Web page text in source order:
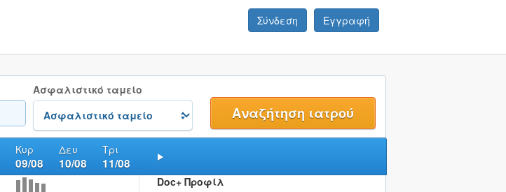
Σύνδεση Εγγραφή
Ασφαλιστικό ταμείο
Κυρ
09/08
Δευ
10/08
Τρι
11/08
Doc+ Προφίλ